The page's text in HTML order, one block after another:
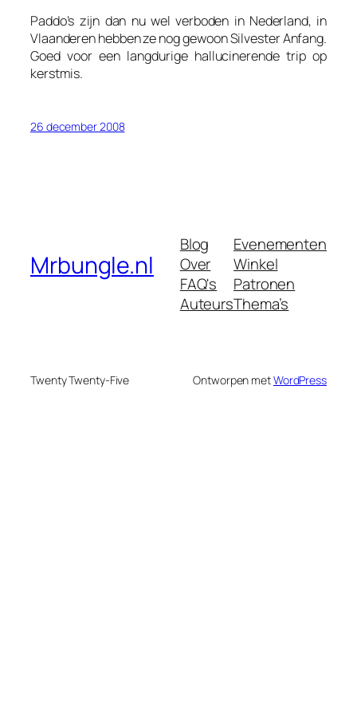
Paddo’s zijn dan nu wel verboden in Nederland, in
Vlaanderen hebben ze nog gewoon Silvester Anfang.
Goed voor een langdurige hallucinerende trip op
kerstmis.
26 december 2008
Mrbungle.nl
Blog
Over
FAQ's
Auteurs
Evenementen
Winkel
Patronen
Thema’s
Twenty Twenty-Five Ontworpen metWordPress